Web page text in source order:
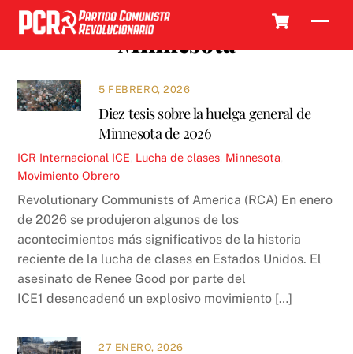
Skip
content
Minnesota
5 FEBRERO, 2026
Diez tesis sobre la huelga general de
Minnesota de 2026
ICR Internacional ICE Lucha de clases Minnesota
Movimiento Obrero
Revolutionary Communists of America (RCA) En enero
de 2026 se produjeron algunos de los
acontecimientos más significativos de la historia
reciente de la lucha de clases en Estados Unidos. El
asesinato de Renee Good por parte del
ICE1 desencadenó un explosivo movimiento […]
27 ENERO, 2026